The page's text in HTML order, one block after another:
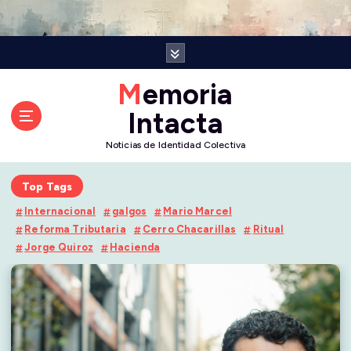
k
Memoria
Intacta
Noticias de Identidad Colectiva
Top Tags
Internacional galgos
Mario Marcel
Reforma Tributaria
Cerro Chacarillas
Ritual
Jorge Quiroz
Hacienda